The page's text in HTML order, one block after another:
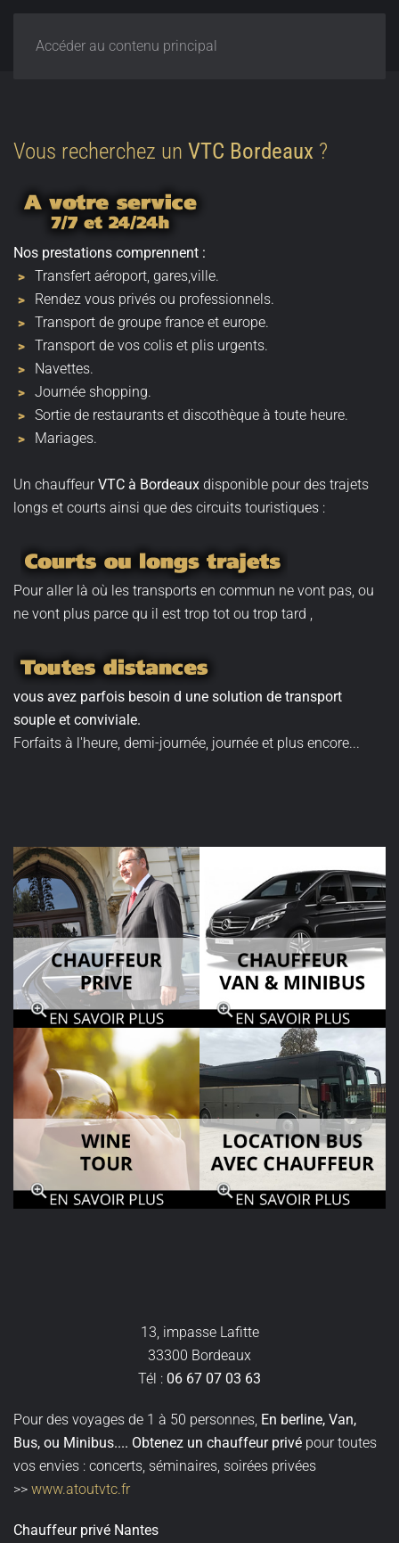
Accéder au contenu principal
Vous recherchez un VTC Bordeaux ?
Nos prestations comprennent :
Transfert aéroport, gares,ville.
Rendez vous privés ou professionnels.
Transport de groupe france et europe.
Transport de vos colis et plis urgents.
Navettes.
Journée shopping.
Sortie de restaurants et discothèque à toute heure.
Mariages.
Un chauffeurVTC à Bordeaux disponible pour des trajets
longs et courts ainsi que des circuits touristiques :
Pour aller là où les transports en commun ne vont pas, ou
ne vont plus parce qu il est trop tot ou trop tard ,
vous avez parfois besoin d une solution de transport
souple et conviviale.
Forfaits à l'heure, demi-journée, journée et plus encore...
13, impasse Lafitte
33300 Bordeaux
Tél : 06 67 07 03 63
Pour des voyages de 1 à 50 personnes, En berline, Van,
Bus, ou Minibus.... Obtenez un chauffeur privé pour toutes
vos envies : concerts, séminaires, soirées privées
>> www.atoutvtc.fr
Chauffeur privé Nantes